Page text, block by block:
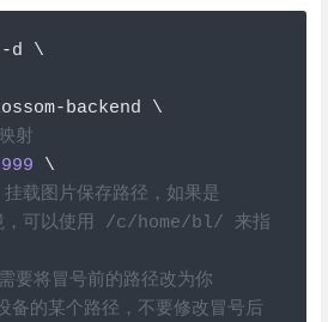
-d \
-backend \
射
\
载图片保存路径，如果是
，可以使用 /c/home/bl/ 来指
要将冒号前的路径改为你
的某个路径，不要修改冒号后